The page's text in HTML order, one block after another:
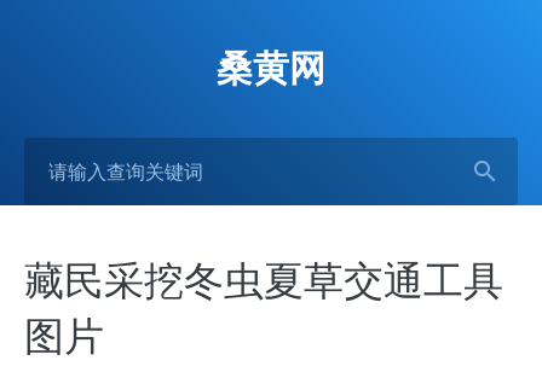
桑黄网
藏民采挖冬虫夏草交通工具
图片